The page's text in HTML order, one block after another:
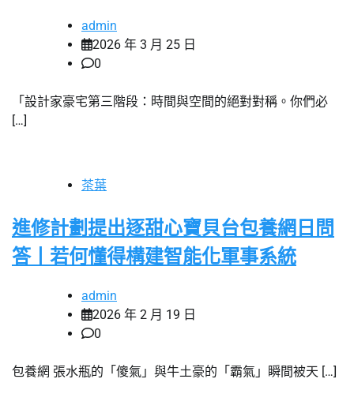
admin
2026 年 3 月 25 日
0
「設計家豪宅第三階段：時間與空間的絕對對稱。你們必
[…]
茶葉
進修計劃提出逐甜心寶貝台包養網日問
答丨若何懂得構建智能化軍事系統
admin
2026 年 2 月 19 日
0
包養網 張水瓶的「傻氣」與牛土豪的「霸氣」瞬間被天 […]